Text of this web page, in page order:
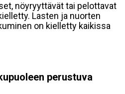
nöyryyttävät tai pelottavat
Lasten ja nuorten
on kielletty kaikissa
perustuva